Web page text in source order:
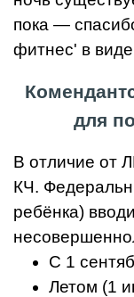
пока —
фитнес' в
для
В отличие от
КЧ.
ребёнка)
С 1
Летом (1